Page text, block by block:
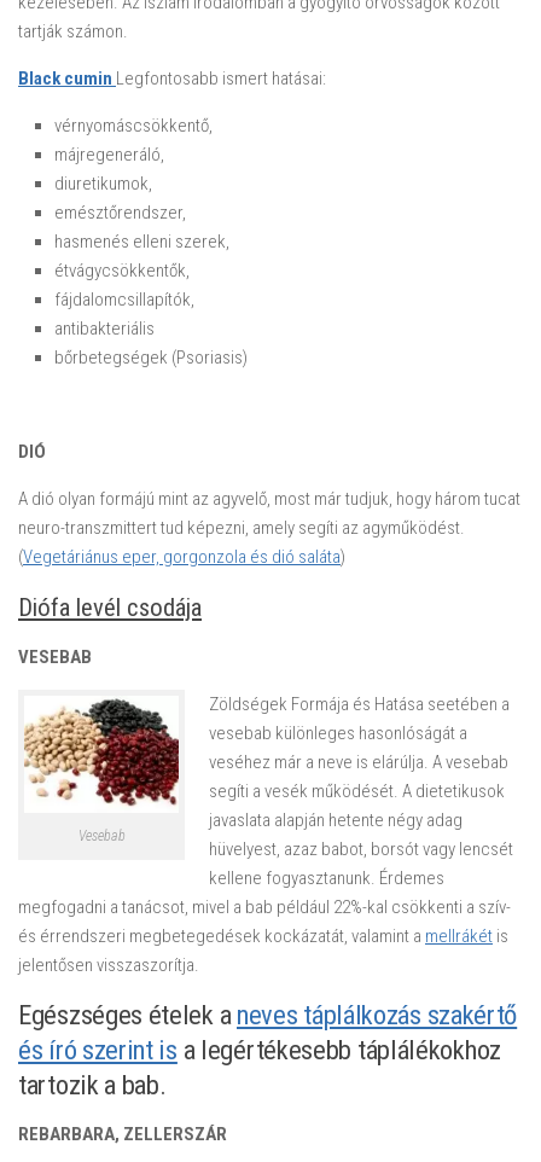
tartják számon.
Black cumin Legfontosabb ismert hatásai:
vérnyomáscsökkentő,
májregeneráló,
diuretikumok,
emésztőrendszer,
hasmenés elleni szerek,
étvágycsökkentők,
fájdalomcsillapítók,
antibakteriális
bőrbetegségek (Psoriasis)
DIÓ
A dió olyan formájú mint az agyvelő, most már tudjuk, hogy három tucat
neuro-transzmittert tud képezni, amely segíti az agyműködést.
(Vegetáriánus eper, gorgonzola és dió saláta)
Diófa levél csodája
VESEBAB
Vesebab
Zöldségek Formája és Hatása seetében a
vesebab különleges hasonlóságát a
veséhez már a neve is elárúlja. A vesebab
segíti a vesék működését. A dietetikusok
javaslata alapján hetente négy adag
hüvelyest, azaz babot, borsót vagy lencsét
kellene fogyasztanunk. Érdemes
megfogadni a tanácsot, mivel a bab például 22%-kal csökkenti a szív-
és érrendszeri megbetegedések kockázatát, valamint a mellrákét is
jelentősen visszaszorítja.
Egészséges ételek aneves táplálkozás szakértő
és író szerint is a legértékesebb táplálékokhoz
tartozik a bab.
REBARBARA, ZELLERSZÁR